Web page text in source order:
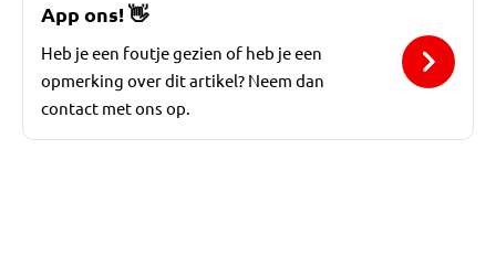
App ons!👋
Heb je een foutje gezien of heb je een
opmerking over dit artikel? Neem dan
contact met ons op.